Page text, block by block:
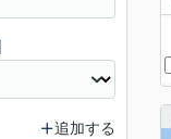
追加する